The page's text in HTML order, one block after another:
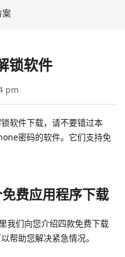
案
锁软件
pm
软件下载，请不要错过本
密码的软件。它们支持免
费应用程序下载
我们向您介绍四款免费下载
帮助您解决紧急情况。